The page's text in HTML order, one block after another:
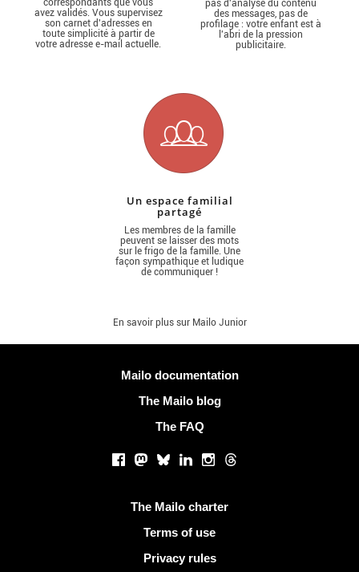
correspondants que vous
avez validés. Vous supervisez
son carnet d'adresses en
toute simplicité à partir de
votre adresse e-mail actuelle.
pas d'analyse du contenu
des messages, pas de
profilage : votre enfant est à
l'abri de la pression
publicitaire.
Un espace familial
partagé
Les membres de la famille
peuvent se laisser des mots
sur le frigo de la famille. Une
façon sympathique et ludique
de communiquer !
En savoir plus sur Mailo Junior
Mailo documentation
The Mailo blog
The FAQ
Facebook
Mastodon
BlueskyLinkedInInstagram
Threads
The Mailo charter
Terms of use
Privacy rules